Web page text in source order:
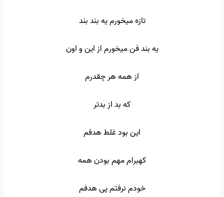
تازه میخورم یه بند بند
یه بند فن میخورم از این و اون
از همه هر چقدرم
که بد از بدتر
این بود غلط هدفم
کهبرام مهم بودن همه
خودم نرفتم پی هدفم